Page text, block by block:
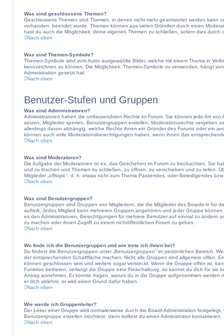
Was sind geschlossene Themen?
Geschlossene Themen sind Themen, in denen nicht mehr geantwortet werden kann
vorhanden, beendet wurde. Themen können aus vielen Gründen durch einen
hast du auch die Möglichkeit, deine eigenen Themen zu schließen, sofern dies durch
Nach oben
Was sind Themen-Symbole?
Themen-Symbole sind vom Autor ausgewählte Bilder, welche mit einem Thema in
kennzeichnen zu können. Die Möglichkeit, Themen-Symbole zu verwenden, hängt
Administration gesetzt hat.
Nach oben
Benutzer-Stufen und Gruppen
Was sind Administratoren?
Administratoren haben die umfassendsten Rechte im Forum. Sie können jede Art
setzen, Mitglieder sperren, Benutzergruppen erstellen, Moderationsrechte vergeben
allerdings davon abhängig, welche Rechte ihnen ein Gründer des Forums oder ein
können auch volle Moderationsberechtigungen haben, wenn ihnen das
Nach oben
Was sind Moderatoren?
Die Aufgabe der Moderatoren ist es, das Geschehen im Forum zu beobachten. Sie
und zu löschen und Themen zu schließen, zu öffnen, zu verschieben und zu teilen.
Mitglieder „offtopic“, d. h. etwas nicht zum Thema Passendes, oder Beleidigendes
Nach oben
Was sind Benutzergruppen?
Benutzergruppen sind Gruppen von Mitgliedern, die die Mitglieder des Boards in für
aufteilt. Jedes Mitglied kann mehreren Gruppen angehören und jeder Gruppe
es den Administratoren, Berechtigungen für mehrere Benutzer auf einmal zu ändern
zu machen oder ihnen Zugriff zu einem nichtöffentlichen Forum zu geben.
Nach oben
Wo finde ich die Benutzergruppen und wie trete ich ihnen bei?
Du findest die Benutzergruppen unter „Benutzergruppen“ im persönlichen Bereich.
der entsprechenden Schaltfläche machen. Nicht alle Gruppen sind allgemein offen.
können geschlossen sein und weitere sogar versteckt. Wenn die Gruppe offen ist,
Funktion beitreten; verlangt die Gruppe eine Freischaltung, so kannst du dich für sie
Antrag annehmen. Er könnte fragen, warum du in die Gruppe aufgenommen werden
er dich ablehnt, er wird einen Grund dafür haben.
Nach oben
Wie werde ich Gruppenleiter?
Der Leiter einer Gruppe wird normalerweise durch die Board-Administration
Benutzergruppe erstellen möchtest, dann solltest du einen Administrator kontaktieren.
Nach oben